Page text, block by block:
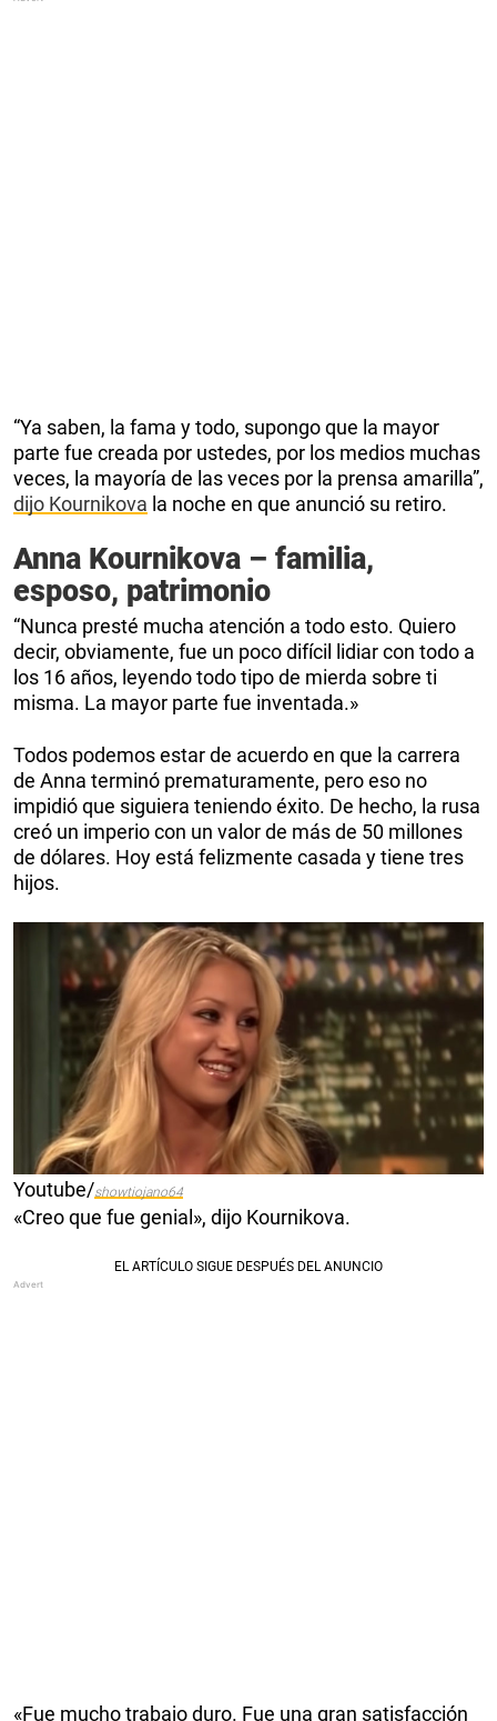
“Ya saben, la fama y todo, supongo que la mayor
parte fue creada por ustedes, por los medios muchas
veces, la mayoría de las veces por la prensa amarilla”,
dijo Kournikova la noche en que anunció su retiro.
Anna Kournikova – familia,
esposo, patrimonio
“Nunca presté mucha atención a todo esto. Quiero
decir, obviamente, fue un poco difícil lidiar con todo a
los 16 años, leyendo todo tipo de mierda sobre ti
misma. La mayor parte fue inventada.»
Todos podemos estar de acuerdo en que la carrera
de Anna terminó prematuramente, pero eso no
impidió que siguiera teniendo éxito. De hecho, la rusa
creó un imperio con un valor de más de 50 millones
de dólares. Hoy está felizmente casada y tiene tres
hijos.
Youtube/showtiojano64
«Creo que fue genial», dijo Kournikova.
«Fue mucho trabajo duro. Fue una gran satisfacción